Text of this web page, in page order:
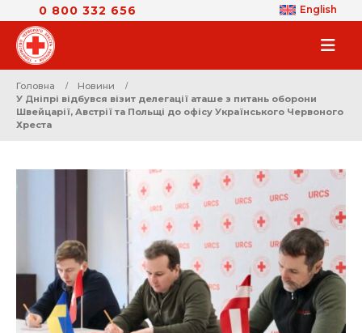
0 800 332 656 English
Головна
Новини
У Дніпрі відбувся візит делегації аташе з питань оборони
Швейцарії, Австрії та Польщі до офісу Українського Червоного
Хреста